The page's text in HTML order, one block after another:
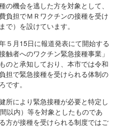
の機会を逃した方を対象として、
負担でＭＲワクチンの接種を受け
で）を設けています。
５月15日に報道発表にて開始する
触者へのワクチン緊急接種事業」
のと承知しており、本市では令和
担で緊急接種を受けられる体制の
です。
所により緊急接種が必要と特定し
以内）等を対象としたものであ
方が接種を受けられる制度ではご